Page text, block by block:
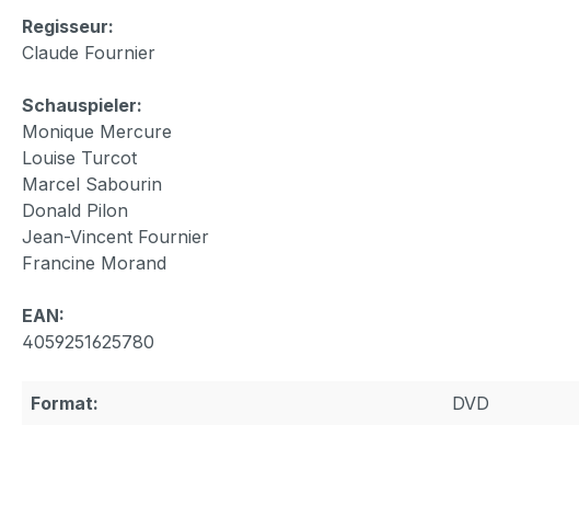
Regisseur:
Claude Fournier
Schauspieler:
Monique Mercure
Louise Turcot
Marcel Sabourin
Donald Pilon
Jean-Vincent Fournier
Francine Morand
EAN:
4059251625780
Format: DVD